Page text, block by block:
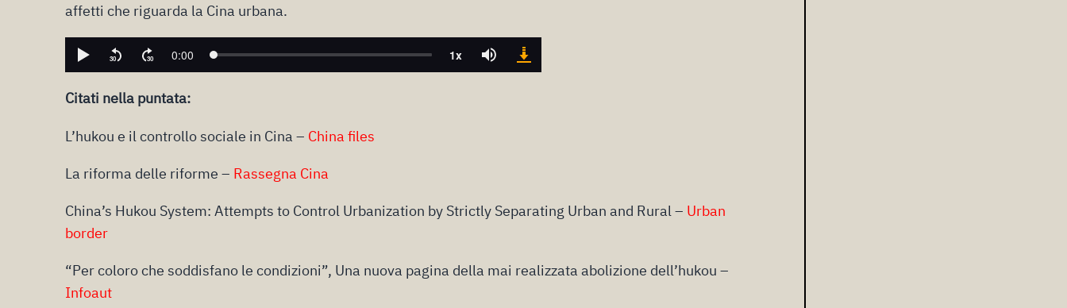
affetti che riguarda la Cina urbana.
Citati nella puntata:
L’hukou e il controllo sociale in Cina – China files
La riforma delle riforme – Rassegna Cina
China’s Hukou System: Attempts to Control Urbanization by Strictly Separating Urban and Rural – Urban
border
“Per coloro che soddisfano le condizioni”, Una nuova pagina della mai realizzata abolizione dell’hukou –
Infoaut